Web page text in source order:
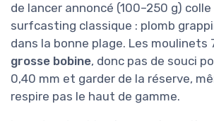
de lancer annoncé (100–250 g) colle
surfcasting classique : plomb
dans la bonne plage. Les moulinets
grosse bobine, donc pas de souci
0,40 mm et garder de la réserve,
respire pas le haut de gamme.